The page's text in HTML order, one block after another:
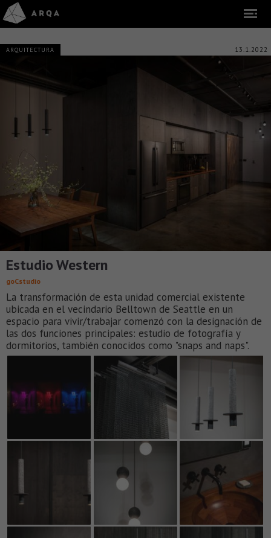
ARQUITECTURA 13.1.2022
Estudio Western
goCstudio
La transformación de esta unidad comercial existente
ubicada en el vecindario Belltown de Seattle en un
espacio para vivir/trabajar comenzó con la designación de
las dos funciones principales: estudio de fotografía y
dormitorios, también conocidos como "snaps and naps".